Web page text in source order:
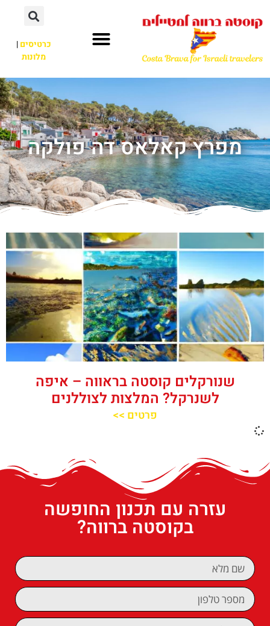
כרטיסים|
מלונות
מפרץ קאלאס דה פולקה
שנורקלים קוסטה בראווה – איפה
לשנרקל? המלצות לצוללנים
פרטים >>
עזרה עם תכנון החופשה
בקוסטה ברווה?